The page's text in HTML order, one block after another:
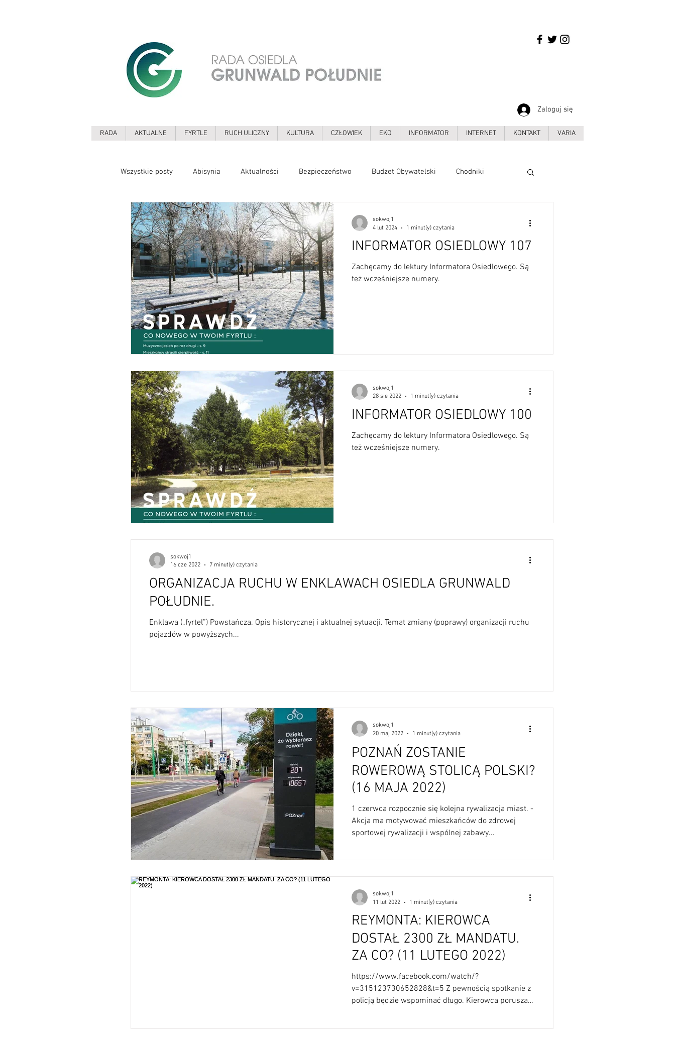
Zaloguj się
RADA AKTUALNE FYRTLE RUCH ULICZNY KULTURA CZŁOWIEK EKO INFORMATOR INTERNET KONTAKT VARIA
Wszystkie posty Abisynia Aktualności Bezpieczeństwo Budżet Obywatelski Chodniki
COVID Dom Drzewa Edukacja Ekologia
Hałas Handel Informator Osiedlowy Infrastuktura Inne Interesujące wiadomości
Inwestycje Jeden kierunek ruchu Kasztelańska
Kontakty Kosze - śmietniki Kradzieże Kultura - sprawy społeczne
Mała architektura
INFORMATOR OSIEDLOWY 107
Zachęcamy do lektury Informatora Osiedlowego. Są
też wcześniejsze numery.
sokwoj1
4 lut 2024
1 minut(y) czytania
INFORMATOR OSIEDLOWY 100
Zachęcamy do lektury Informatora Osiedlowego. Są
też wcześniejsze numery.
sokwoj1
28 sie 2022
1 minut(y) czytania
ORGANIZACJA RUCHU W ENKLAWACH OSIEDLA GRUNWALD
POŁUDNIE.
Enklawa („fyrtel”) Powstańcza. Opis historycznej i aktualnej sytuacji. Temat zmiany (poprawy) organizacji ruchu
pojazdów w powyższych...
sokwoj1
16 cze 2022
7 minut(y) czytania
POZNAŃ ZOSTANIE
ROWEROWĄ STOLICĄ POLSKI?
(16 MAJA 2022)
1 czerwca rozpocznie się kolejna rywalizacja miast. -
Akcja ma motywować mieszkańców do zdrowej
sportowej rywalizacji i wspólnej zabawy...
sokwoj1
20 maj 2022
1 minut(y) czytania
REYMONTA: KIEROWCA
DOSTAŁ 2300 ZŁ MANDATU.
ZA CO? (11 LUTEGO 2022)
https://www.facebook.com/watch/?
v=315123730652828&t=5 Z pewnością spotkanie z
policją będzie wspominać długo. Kierowca poruszał
sokwoj1
11 lut 2022
1 minut(y) czytania